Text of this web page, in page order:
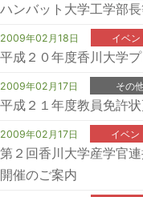
ハンバット大学工学部
2009年02月18日 イベン
平成２０年度香川大学
2009年02月17日 その
平成２１年度教員免許
2009年02月17日 イベン
第２回香川大学産学官
開催のご案内